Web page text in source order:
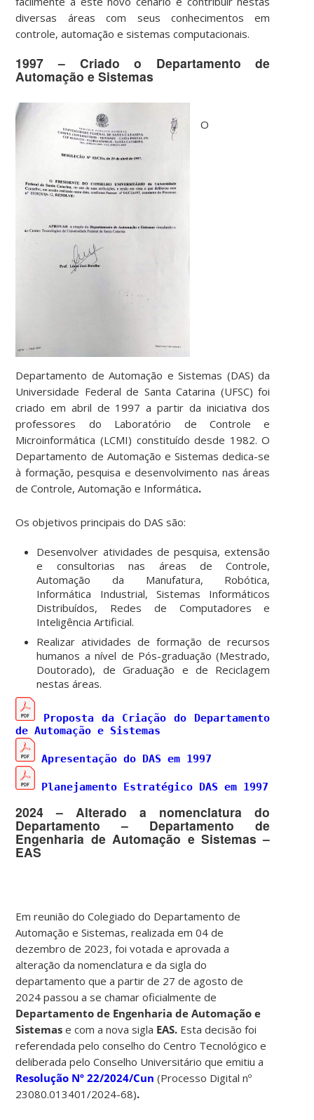
diversas áreas com seus conhecimentos em
controle, automação e sistemas computacionais.
1997 – Criado o Departamento de
Automação e Sistemas
O
Departamento de Automação e Sistemas (DAS) da
Universidade Federal de Santa Catarina (UFSC) foi
criado em abril de 1997 a partir da iniciativa dos
professores do Laboratório de Controle e
Microinformática (LCMI) constituído desde 1982. O
Departamento de Automação e Sistemas dedica-se
à formação, pesquisa e desenvolvimento nas áreas
de Controle, Automação e Informática.
Os objetivos principais do DAS são:
Desenvolver atividades de pesquisa, extensão
e consultorias nas áreas de Controle,
Automação da Manufatura, Robótica,
Informática Industrial, Sistemas Informáticos
Distribuídos, Redes de Computadores e
Inteligência Artificial.
Realizar atividades de formação de recursos
humanos a nível de Pós-graduação (Mestrado,
Doutorado), de Graduação e de Reciclagem
nestas áreas.
Proposta da Criação do Departamento
Planejamento Estratégico DAS em 1997
2024 – Alterado a nomenclatura do
Departamento – Departamento de
Engenharia de Automação e Sistemas –
EAS
Em reunião do Colegiado do Departamento de
Automação e Sistemas, realizada em 04 de
dezembro de 2023, foi votada e aprovada a
alteração da nomenclatura e da sigla do
departamento que a partir de 27 de agosto de
2024 passou a se chamar oficialmente de
Departamento de Engenharia de Automação e
Sistemase com a nova sigla EAS. Esta decisão foi
referendada pelo conselho do Centro Tecnológico e
deliberada pelo Conselho Universitário que emitiu a
Resolução Nº 22/2024/Cun (Processo Digital nº
23080.013401/2024-68).